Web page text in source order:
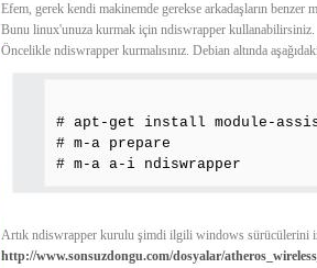
Efem, gerek kendi makinemde gerekse arkadaşların benzer
Bunu linux'unuza kurmak için ndiswrapper kullanabilirsiniz.
Öncelikle ndiswrapper kurmalısınız. Debian altında
# apt-get install module-
# m-a prepare
# m-a a-i ndiswrapper
Artık ndiswrapper kurulu şimdi ilgili windows sürücülerini
http://www.sonsuzdongu.com/dosyalar/